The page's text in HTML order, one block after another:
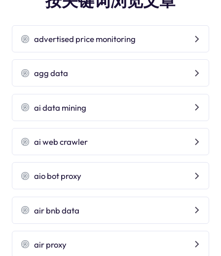
advertised price monitoring
agg data
ai data mining
ai web crawler
aio bot proxy
air bnb data
air proxy